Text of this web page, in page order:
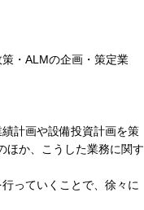
・ALMの企画・策定業
計画や設備投資計画を策
ほか、こうした業務に関す
っていくことで、徐々に